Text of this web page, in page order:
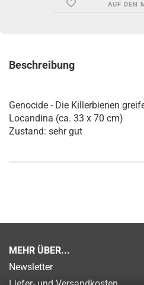
AUF DEN
Beschreibung
Genocide - Die Killerbienen
Locandina (ca. 33 x 70 cm)
Zustand: sehr gut
MEHR ÜBER...
Newsletter